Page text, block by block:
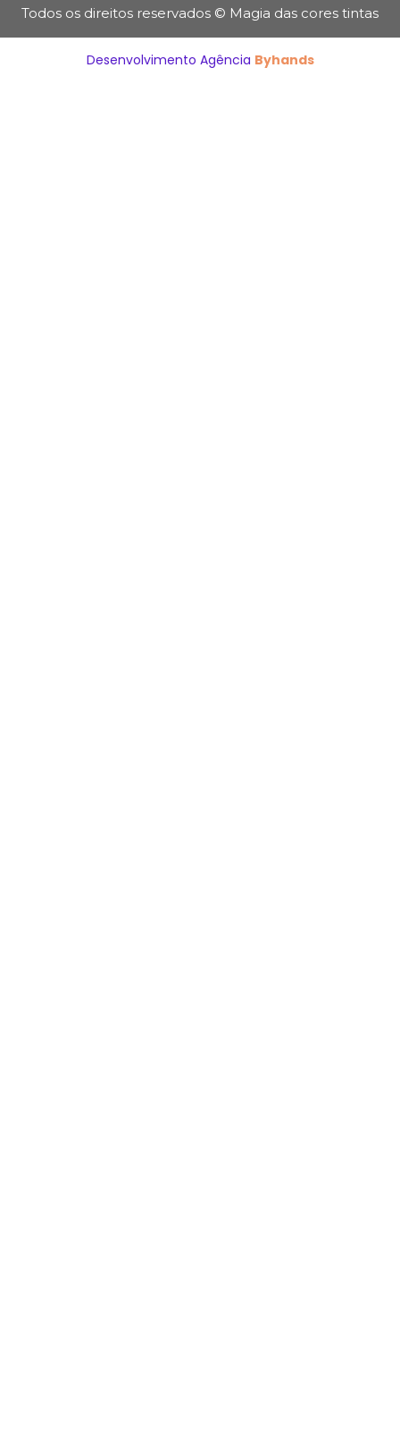
Todos os direitos reservados © Magia das cores tintas
Desenvolvimento Agência Byhands